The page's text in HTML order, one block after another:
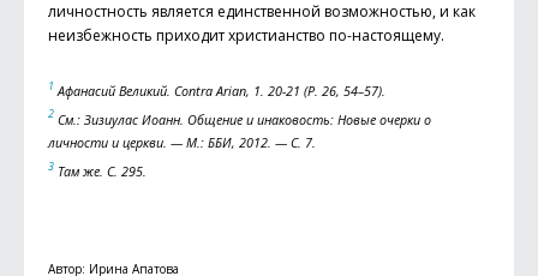
личностность является единственной возможностью, и как
неизбежность приходит христианство по-настоящему.
1 Афанасий Великий. Contra Arian, 1. 20-21 (P. 26, 54–57).
2 См.: Зизиулас Иоанн. Общение и инаковость: Новые очерки о
личности и церкви. — М.: ББИ, 2012. — С. 7.
3 Там же. С. 295.
Автор: Ирина Апатова